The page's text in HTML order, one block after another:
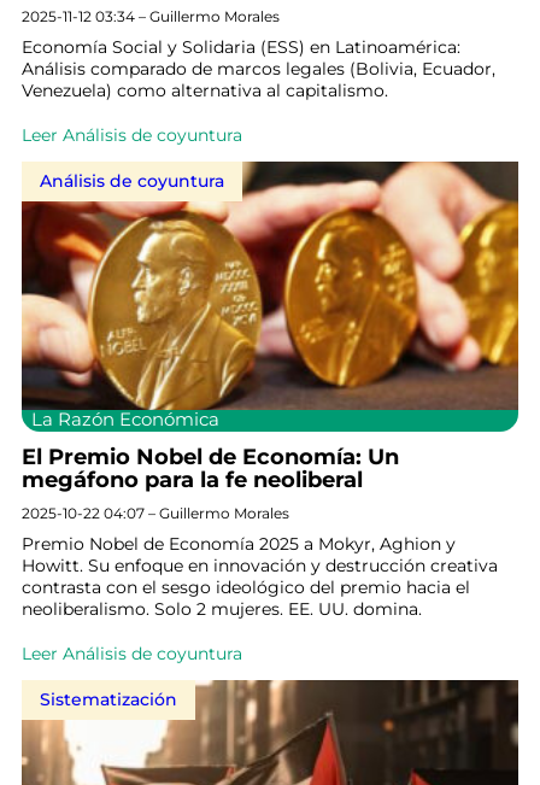
2025-11-12 03:34 – Guillermo Morales
Economía Social y Solidaria (ESS) en Latinoamérica:
Análisis comparado de marcos legales (Bolivia, Ecuador,
Venezuela) como alternativa al capitalismo.
Leer Análisis de coyuntura
Análisis de coyuntura
La Razón Económica
El Premio Nobel de Economía: Un
megáfono para la fe neoliberal
2025-10-22 04:07 – Guillermo Morales
Premio Nobel de Economía 2025 a Mokyr, Aghion y
Howitt. Su enfoque en innovación y destrucción creativa
contrasta con el sesgo ideológico del premio hacia el
neoliberalismo. Solo 2 mujeres. EE. UU. domina.
Leer Análisis de coyuntura
Sistematización